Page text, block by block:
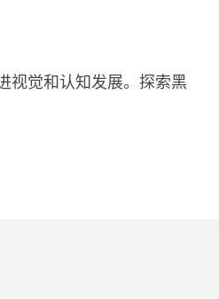
视觉和认知发展。探索黑